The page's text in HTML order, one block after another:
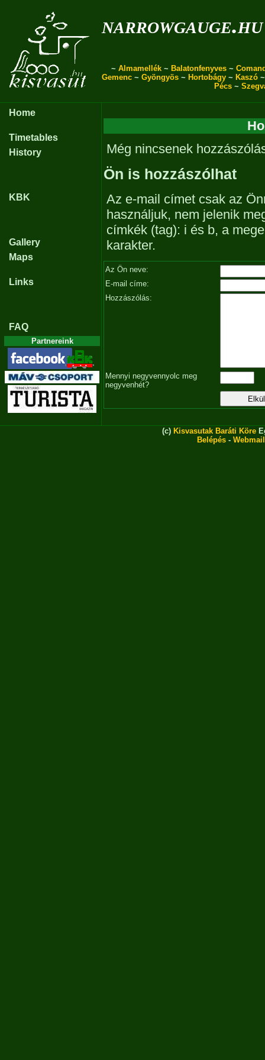
narrowgauge.hu
~ Almamellék ~ Balatonfenyves ~
Gemenc ~ Gyöngyös ~ Hortobágy ~ Kaszó
Pécs ~
Home
Timetables
History
KBK
Gallery
Maps
Links
FAQ
Partnereink
Még nincsenek
Ön is hozzászólhat
Az e-mail címet csak az
használjuk, nem jelenik
címkék (tag): i és b, a
karakter.
Az Ön neve:
E-mail címe:
Hozzászólás:
Mennyi negyvennyolc meg
negyvenhét?
(c) Kisvasutak Baráti Köre
Belépés - Webmail